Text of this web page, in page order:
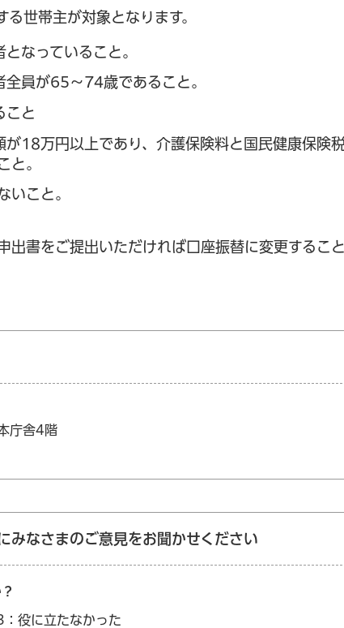
世帯主が対象となります。
なっていること。
員が65～74歳であること。
こと
18万円以上であり、介護保険料と国民健康保険
と。
いこと。
出書をご提出いただければ口座振替に変更するこ
庁舎4階
みなさまのご意見をお聞かせください
：役に立たなかった